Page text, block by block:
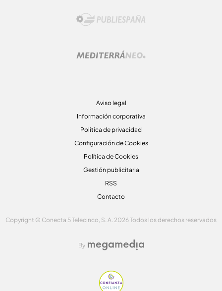
Aviso legal
Información corporativa
Politica de privacidad
Configuración de Cookies
Política de Cookies
Gestión publicitaria
RSS
Contacto
Copyright © Conecta 5 Telecinco, S. A. 2026 Todos los derechos reservados
By